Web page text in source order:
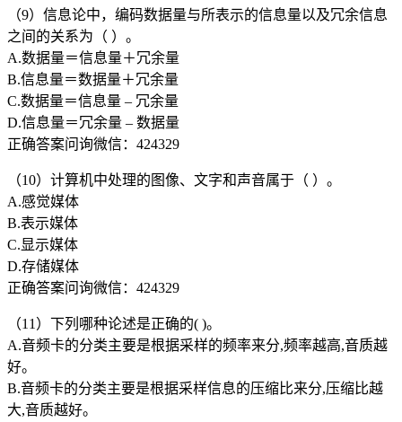
（9）信息论中，编码数据量与所表示的信息量以及冗余信息
之间的关系为（ ）。
A.数据量＝信息量＋冗余量
B.信息量＝数据量＋冗余量
C.数据量＝信息量 – 冗余量
D.信息量＝冗余量 – 数据量
正确答案问询微信：424329
（10）计算机中处理的图像、文字和声音属于（ ）。
A.感觉媒体
B.表示媒体
C.显示媒体
D.存储媒体
正确答案问询微信：424329
（11）下列哪种论述是正确的( )。
A.音频卡的分类主要是根据采样的频率来分,频率越高,音质越
好。
B.音频卡的分类主要是根据采样信息的压缩比来分,压缩比越
大,音质越好。